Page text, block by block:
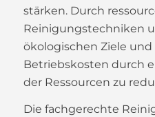
stärken. Durch
Reinigungstechniken
ökologischen Ziele und
Betriebskosten durch
der Ressourcen zu
Die fachgerechte